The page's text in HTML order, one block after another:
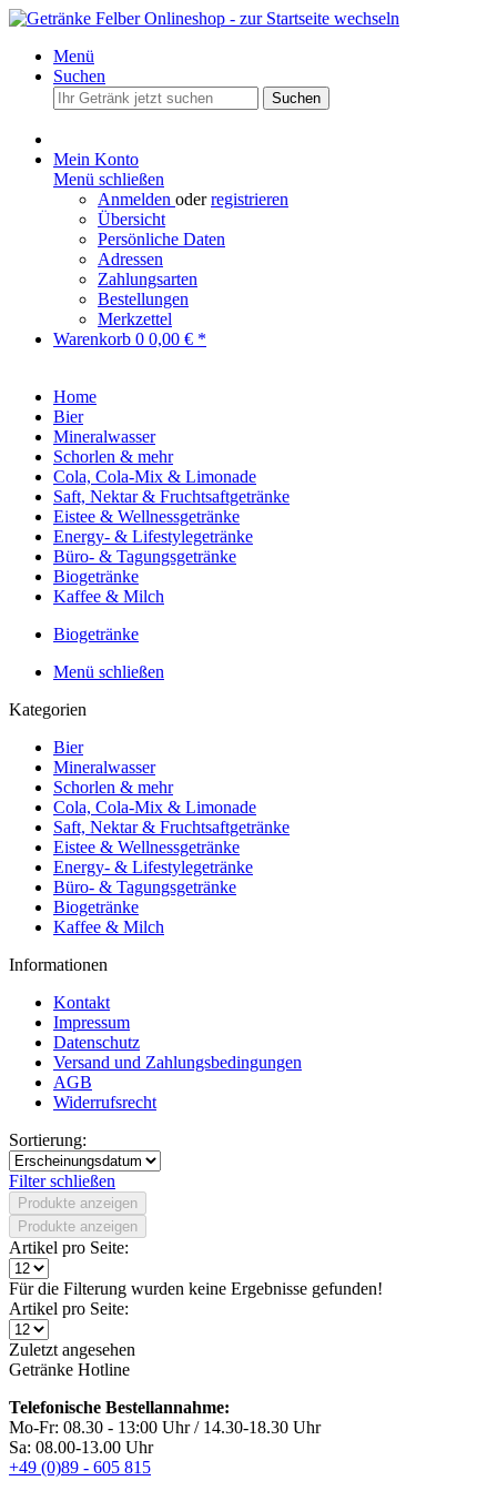
Menü
Suchen
Suchen
Mein Konto
Menü schließen
Anmelden oderregistrieren
Übersicht
Persönliche Daten
Adressen
Zahlungsarten
Bestellungen
Merkzettel
Warenkorb 0 0,00 € *
Home
Bier
Mineralwasser
Schorlen & mehr
Cola, Cola-Mix & Limonade
Saft, Nektar & Fruchtsaftgetränke
Eistee & Wellnessgetränke
Energy- & Lifestylegetränke
Büro- & Tagungsgetränke
Biogetränke
Kaffee & Milch
Biogetränke
Menü schließen
Kategorien
Bier
Mineralwasser
Schorlen & mehr
Cola, Cola-Mix & Limonade
Saft, Nektar & Fruchtsaftgetränke
Eistee & Wellnessgetränke
Energy- & Lifestylegetränke
Büro- & Tagungsgetränke
Biogetränke
Kaffee & Milch
Informationen
Kontakt
Impressum
Datenschutz
Versand und Zahlungsbedingungen
AGB
Widerrufsrecht
Sortierung:
Filter schließen
Produkte anzeigen
Produkte anzeigen
Artikel pro Seite:
Für die Filterung wurden keine Ergebnisse gefunden!
Artikel pro Seite:
Zuletzt angesehen
Getränke Hotline
Telefonische Bestellannahme:
Mo-Fr: 08.30 - 13:00 Uhr / 14.30-18.30 Uhr
Sa: 08.00-13.00 Uhr
+49 (0)89 - 605 815